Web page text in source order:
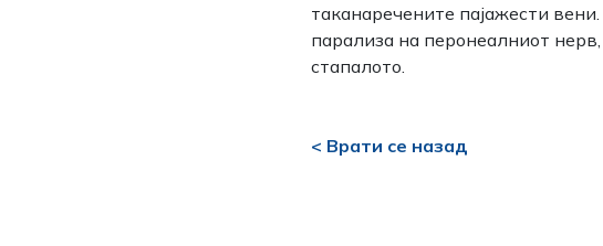
таканаречените пајажести
парализа на перонеалниот
стапалото.
< Врати се назад